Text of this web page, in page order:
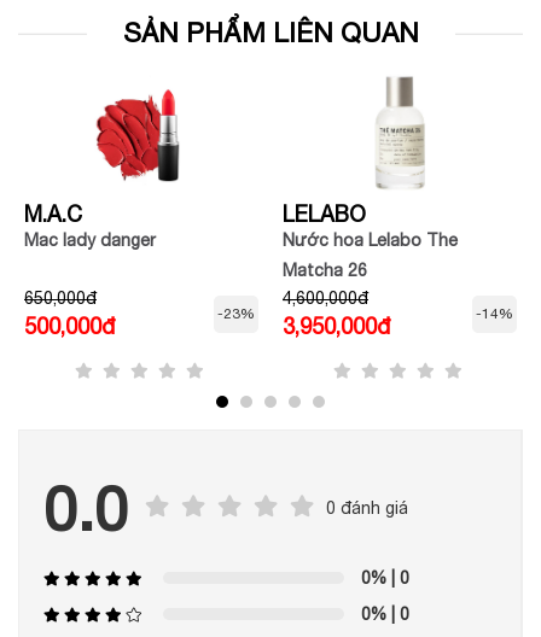
SẢN PHẨM LIÊN QUAN
M.A.C
Mac lady danger
650,000đ
500,000đ
-23%
LELABO
Nước hoa Lelabo The
Matcha 26
4,600,000đ
3,950,000đ
-14%
0.0 0 đánh giá
0% | 0
0% | 0